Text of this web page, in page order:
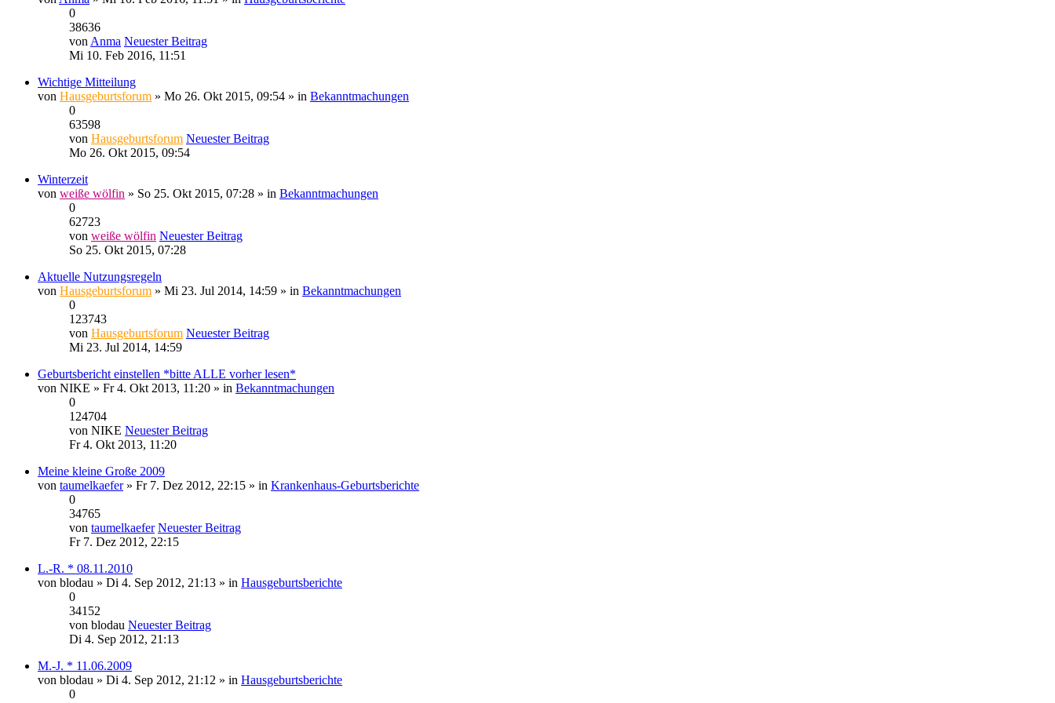
0
38636
von Anma Neuester Beitrag
Mi 10. Feb 2016, 11:51
Wichtige Mitteilung
von Hausgeburtsforum » Mo 26. Okt 2015, 09:54 » in Bekanntmachungen
0
63598
von Hausgeburtsforum Neuester Beitrag
Mo 26. Okt 2015, 09:54
Winterzeit
von weiße wölfin » So 25. Okt 2015, 07:28 » in Bekanntmachungen
0
62723
von weiße wölfin Neuester Beitrag
So 25. Okt 2015, 07:28
Aktuelle Nutzungsregeln
von Hausgeburtsforum » Mi 23. Jul 2014, 14:59 » in Bekanntmachungen
0
123743
von Hausgeburtsforum Neuester Beitrag
Mi 23. Jul 2014, 14:59
Geburtsbericht einstellen *bitte ALLE vorher lesen*
von NIKE » Fr 4. Okt 2013, 11:20 » in Bekanntmachungen
0
124704
von NIKE Neuester Beitrag
Fr 4. Okt 2013, 11:20
Meine kleine Große 2009
von taumelkaefer» Fr 7. Dez 2012, 22:15 » in Krankenhaus-Geburtsberichte
0
34765
von taumelkaefer Neuester Beitrag
Fr 7. Dez 2012, 22:15
L.-R. * 08.11.2010
von blodau » Di 4. Sep 2012, 21:13 » in Hausgeburtsberichte
0
34152
von blodau Neuester Beitrag
Di 4. Sep 2012, 21:13
M.-J. * 11.06.2009
von blodau » Di 4. Sep 2012, 21:12 » in Hausgeburtsberichte
0